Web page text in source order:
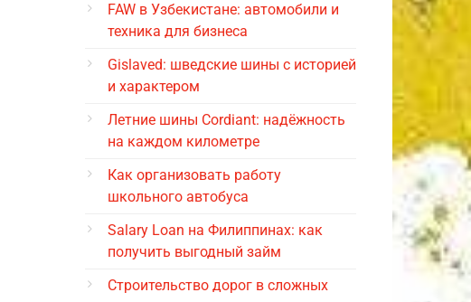
FAW в Узбекистане: автомобили и
техника для бизнеса
Gislaved: шведские шины с историей
и характером
Летние шины Cordiant: надёжность
на каждом километре
Как организовать работу
школьного автобуса
Salary Loan на Филиппинах: как
получить выгодный займ
Строительство дорог в сложных